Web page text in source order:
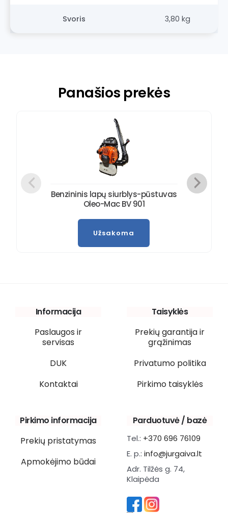
Svoris 3,80 kg
Panašios prekės
Benzininis lapų siurblys-pūstuvas
Oleo-Mac BV 901
Užsakoma
Informacija
Paslaugos ir
servisas
DUK
Kontaktai
Taisyklės
Prekių garantija ir
grąžinimas
Privatumo politika
Pirkimo taisyklės
Pirkimo informacija
Prekių pristatymas
Apmokėjimo būdai
Parduotuvė / bazė
Tel.: +370 696 76109
E. p.: info@jurgaiva.lt
Adr. Tilžės g. 74,
Klaipėda